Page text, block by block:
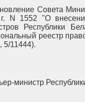
Совета
N 1552 "О
Республики
реестр
5/11444).
министр